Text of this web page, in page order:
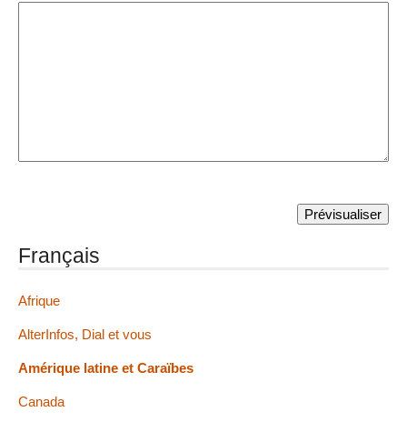
Français
Afrique
AlterInfos, Dial et vous
Amérique latine et Caraïbes
Canada